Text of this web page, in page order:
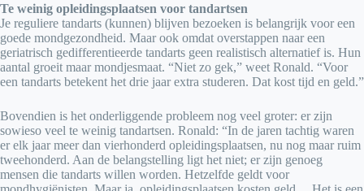
Te weinig opleidingsplaatsen voor tandartsen
Je reguliere tandarts (kunnen) blijven bezoeken is belangrijk voor een
goede mondgezondheid. Maar ook omdat overstappen naar een
geriatrisch gedifferentieerde tandarts geen realistisch alternatief is. Hun
aantal groeit maar mondjesmaat. “Niet zo gek,” weet Ronald. “Voor
een tandarts betekent het drie jaar extra studeren. Dat kost tijd en geld.”
Bovendien is het onderliggende probleem nog veel groter: er zijn
sowieso veel te weinig tandartsen. Ronald: “In de jaren tachtig waren
er elk jaar meer dan vierhonderd opleidingsplaatsen, nu nog maar ruim
tweehonderd. Aan de belangstelling ligt het niet; er zijn genoeg
mensen die tandarts willen worden. Hetzelfde geldt voor